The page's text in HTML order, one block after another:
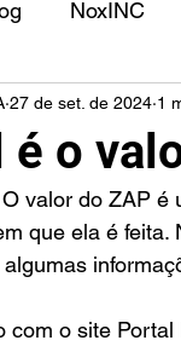
NoxINC
é o
27 de set. de 2024 1
que ela é feita.
com o site